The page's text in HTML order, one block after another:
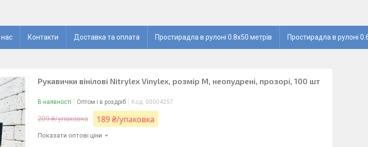
Контакти Доставка та оплата Простирадла в рулоні 0.8х50 метрів Простирадла в рулоні
Рукавички вінілові Nitrylex Vinylex, розмір M, неопудрені, прозорі, 100 шт
В наявності Оптом і в роздріб Код: 00004257
209 ₴/упаковка 189 ₴/упаковка
Показати оптові ціни